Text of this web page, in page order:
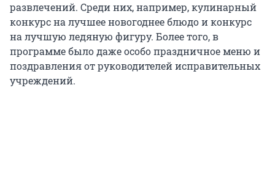
развлечений. Среди них, например, кулинарный
конкурс на лучшее новогоднее блюдо и конкурс
на лучшую ледяную фигуру. Более того, в
программе было даже особо праздничное меню и
поздравления от руководителей исправительных
учреждений.